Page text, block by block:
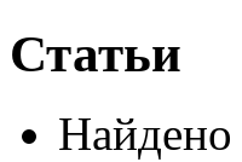
Статьи
Найдено